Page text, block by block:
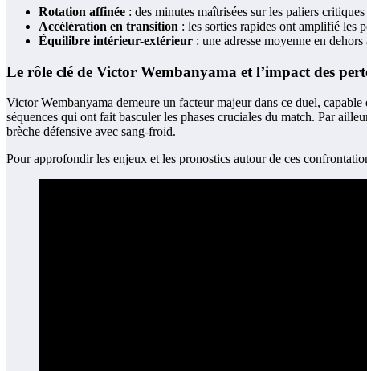
Rotation affinée : des minutes maîtrisées sur les paliers
Accélération en transition : les sorties rapides ont amplifié les
Équilibre intérieur-extérieur : une adresse moyenne en
Le rôle clé de Victor Wembanyama et l’impact des
Victor Wembanyama demeure un facteur majeur dans ce duel,
séquences qui ont fait basculer les phases cruciales du match. Par
brèche défensive avec sang-froid.
Pour approfondir les enjeux et les pronostics autour de ces